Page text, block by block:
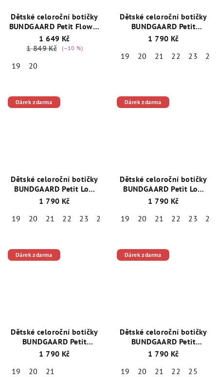
Dětské celoroční botičky
BUNDGAARD Petit Flower
Blush BG101230_3169
1 pár ponožek Emel
1 649 Kč
1 849 Kč
(–10 %)
19 20
Dětské celoroční botičky
BUNDGAARD Petit
BG101219-2190 Dark
Emel zdarma
1 790 Kč
19
20 21 22 23 24
Dárek zdarma
Dětské celoroční botičky
BUNDGAARD Petit Low
BG101222-9301
1 790 Kč
19
20 21 22 23 24 25
Dárek zdarma
Dětské celoroční botičky
BUNDGAARD Petit Low
BG101220-9202
ponožek Emel zdarma
1 790 Kč
19
20 21 22 23 24
Dárek zdarma
Dětské celoroční botičky
BUNDGAARD Petit
BG101219-8120
1 790 Kč
19
20 21
Dárek zdarma
Dětské celoroční botičky
BUNDGAARD Petit
BG101219-6120
1 790 Kč
19
20 21 22 25